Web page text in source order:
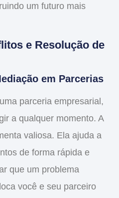
um futuro mais
e Resolução de
em Parcerias
parceria empresarial ,
a qualquer momento. A
valiosa. Ela ajuda a
de forma rápida e
que um problema
você e seu parceiro